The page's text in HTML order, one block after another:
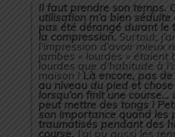
Il faut prendre son temps.
utilisation m’a bien séduite
pas été dérangé durant le
la compression. Surtout,
l’impression d’avoir mieux
jambes « lourdes » étaient
lourdes que d’habitude à
maison ! Là encore, pas
au niveau du pied et
lorsqu’on finit une course…
peut mettre des tongs !
son importance quand les
traumatisés pendant des
course. J’ai pu aussi les